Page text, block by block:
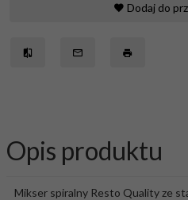
Dodaj do
Opis produktu
Mikser spiralny Resto Quality ze